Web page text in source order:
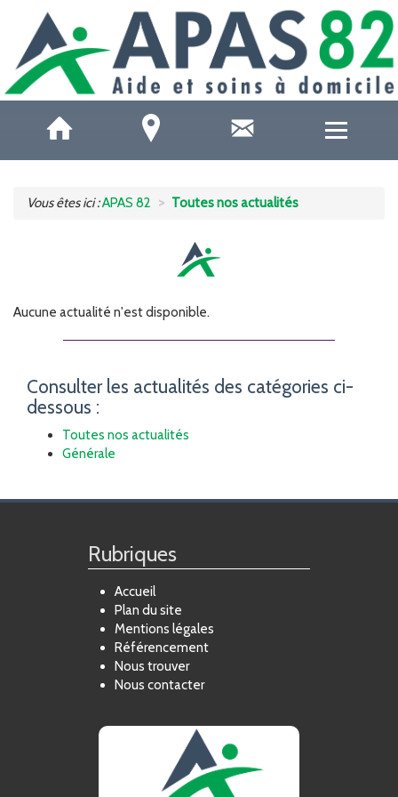
SOINS ET SANTÉ
RECRUTEMENT
Vous êtes ici :APAS 82 Toutes nos actualités
Aucune actualité n'est disponible.
Consulter les actualités des catégories ci-
dessous :
Toutes nos actualités
Générale
Rubriques
Accueil
Plan du site
Mentions légales
Référencement
Nous trouver
Nous contacter